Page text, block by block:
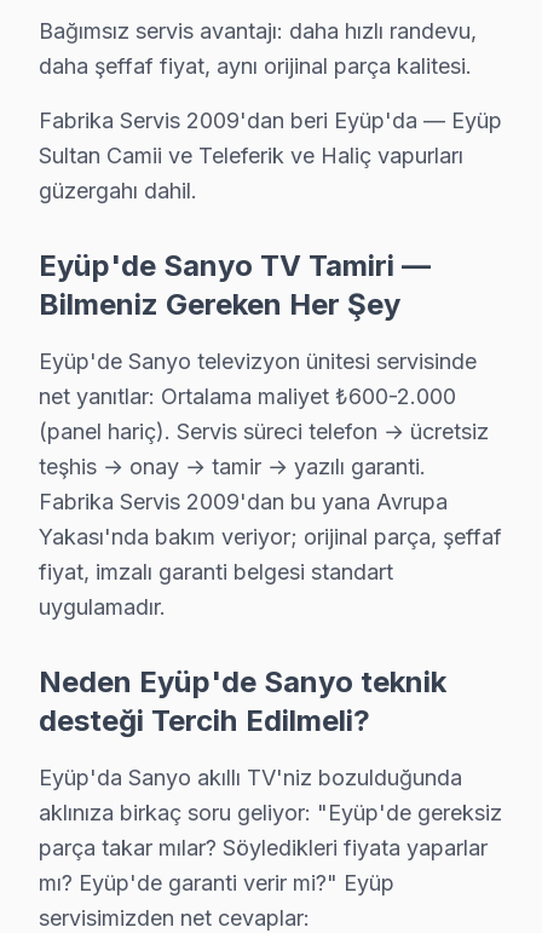
Pirinççi Sanyo Servis
Pirinççi Sanyo Açılmıyor Arıza →
Rami Cuma'den gelen Sanyo TV arızaları arasında en
Rami Cuma Sanyo Açılmıyor Arıza →
Rami Yeni Sanyo Servis
Rami Yeni'deki Sanyo TV kullanıcılarına ikinci el cihaz
Eyüp TV Servis Merkezi →
Sakarya Sanyo Servis
Sakarya'de Sanyo TV ekran değişimi gerekebilir mi?
Silahtarağa Sanyo Servis
Eyüp TV Servis Merkezi →
Topçular Sanyo Servis
Topçular sakinlerine özel: Sanyo TV tamirinde parça
Topçular Sanyo Anakart Tamiri →
Yeşilpınar Sanyo Servis
Yeşilpınar bölgesindeki Sanyo kullanıcıları için haftanın
Bağımsız servis avantajı: daha hızlı randevu,
daha şeffaf fiyat, aynı orijinal parça kalitesi.
Fabrika Servis 2009'dan beri Eyüp'da — Eyüp
Sultan Camii ve Teleferik ve Haliç vapurları
güzergahı dahil.
Eyüp'de Sanyo TV Tamiri —
Bilmeniz Gereken Her Şey
Eyüp'de Sanyo televizyon ünitesi servisinde
net yanıtlar: Ortalama maliyet ₺600-2.000
(panel hariç). Servis süreci telefon → ücretsiz
teşhis → onay → tamir → yazılı garanti.
Fabrika Servis 2009'dan bu yana Avrupa
Yakası'nda bakım veriyor; orijinal parça, şeffaf
fiyat, imzalı garanti belgesi standart
uygulamadır.
Neden Eyüp'de Sanyo teknik
desteği Tercih Edilmeli?
Eyüp'da Sanyo akıllı TV'niz bozulduğunda
aklınıza birkaç soru geliyor: "Eyüp'de gereksiz
parça takar mılar? Söyledikleri fiyata yaparlar
mı? Eyüp'de garanti verir mi?" Eyüp
servisimizden net cevaplar: